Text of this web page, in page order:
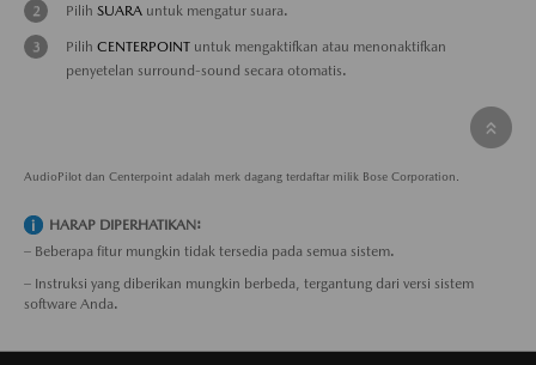
Pilih SUARA untuk mengatur suara.
Pilih CENTERPOINT untuk mengaktifkan atau menonaktifkan
penyetelan surround-sound secara otomatis.
AudioPilot dan Centerpoint adalah merk dagang terdaftar milik Bose Corporation.
HARAP DIPERHATIKAN:
– Beberapa fitur mungkin tidak tersedia pada semua sistem.
– Instruksi yang diberikan mungkin berbeda, tergantung dari versi sistem
software Anda.